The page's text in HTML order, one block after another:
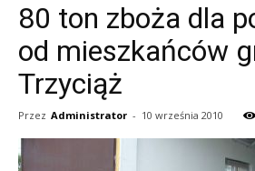
80 ton zboża dla
od mieszkańców
Trzyciąż
Przez Administrator - 10 września 2010